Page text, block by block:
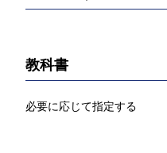
教科書
必要に応じて指定する